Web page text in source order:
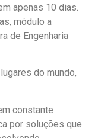
apenas 10 dias.
módulo a
de Engenharia
do mundo,
constante
por soluções que